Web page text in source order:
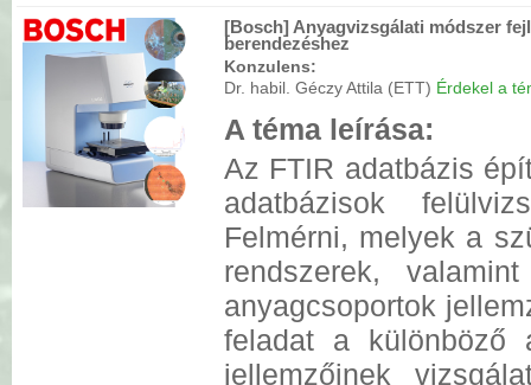
[Bosch] Anyagvizsgálati módszer
berendezéshez
Konzulens:
Dr. habil. Géczy Attila (ETT) Érdekel a
A téma leírása:
Az FTIR adatbázis
adatbázisok
Felmérni, melyek a
rendszerek,
anyagcsoportok
feladat a különböző
jellemzőinek